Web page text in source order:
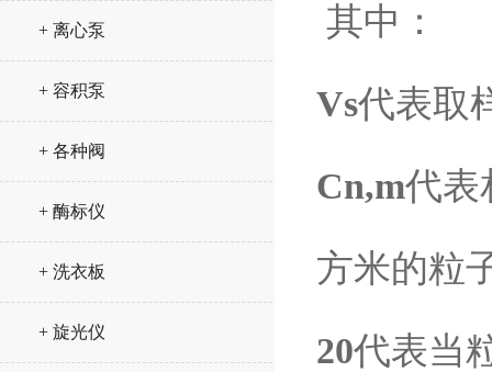
+ 离心泵
+ 容积泵
+ 各种阀
+ 酶标仪
+ 洗衣板
+ 旋光仪
其中：
Vs代表取
Cn,m代表
方米的粒
20代表当